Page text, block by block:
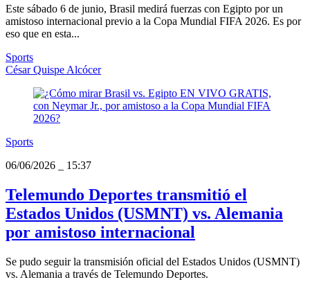
Este sábado 6 de junio, Brasil medirá fuerzas con Egipto por un
amistoso internacional previo a la Copa Mundial FIFA 2026. Es por
eso que en esta...
Sports
César Quispe Alcócer
Sports
06/06/2026
15:37
Telemundo Deportes transmitió el
Estados Unidos (USMNT) vs. Alemania
por amistoso internacional
Se pudo seguir la transmisión oficial del Estados Unidos (USMNT)
vs. Alemania a través de Telemundo Deportes.